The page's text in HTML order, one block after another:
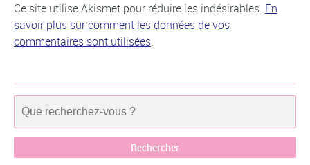
Ce site utilise Akismet pour réduire les indésirables. En
savoir plus sur comment les données de vos
commentaires sont utilisées.